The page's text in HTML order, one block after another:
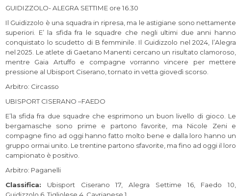
GUIDIZZOLO- ALEGRA SETTIME ore 16.30
Il Guidizzolo è una squadra in ripresa, ma le astigiane sono nettamente
superiori. E’ la sfida fra le squadre che negli ultimi due anni hanno
conquistato lo scudetto di B femminile. Il Guidizzolo nel 2024, l’Alegra
nel 2025. Le atlete di Gaetano Manenti cercano un risultato clamoroso,
mentre Gaia Artuffo e compagne vorranno vincere per mettere
pressione al Ubisport Ciserano, tornato in vetta giovedì scorso.
Arbitro: Circasso
UBISPORT CISERANO –FAEDO
E’la sfida fra due squadre che esprimono un buon livello di gioco. Le
bergamasche sono prime e partono favorite, ma Nicole Zeni e
compagne fino ad oggi hanno fatto molto bene e dalla loro hanno un
gruppo ormai unito. Le trentine partono sfavorite, ma fino ad oggi il loro
campionato è positivo.
Arbitro: Paganelli
Classifica: Ubisport Ciserano 17, Alegra Settime 16, Faedo 10,
Guidizzolo 6, Tigliolese 4, Cavrianese 1.